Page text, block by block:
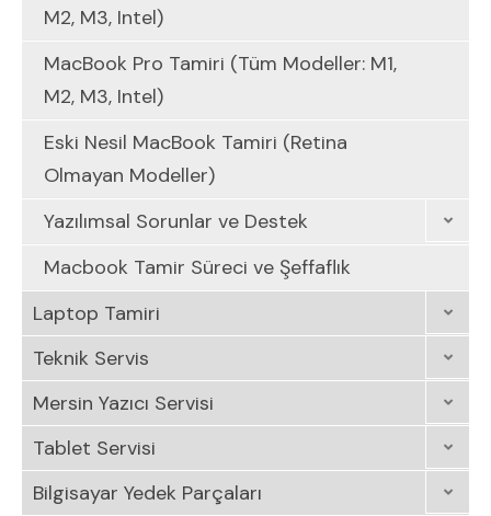
M2, M3, Intel)
MacBook Pro Tamiri (Tüm Modeller: M1,
M2, M3, Intel)
Eski Nesil MacBook Tamiri (Retina
Olmayan Modeller)
Yazılımsal Sorunlar ve Destek
Macbook Tamir Süreci ve Şeffaflık
Laptop Tamiri
Teknik Servis
Mersin Yazıcı Servisi
Tablet Servisi
Bilgisayar Yedek Parçaları